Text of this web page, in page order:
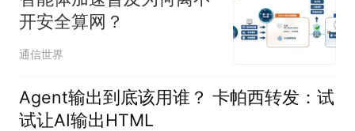
开安全算网？
通信世界
Agent输出到底该用谁？ 卡帕西转发：试
试让AI输出HTML